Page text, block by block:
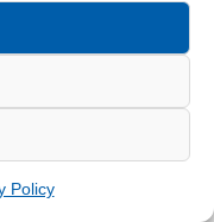
Policy
การทางการแพทย์